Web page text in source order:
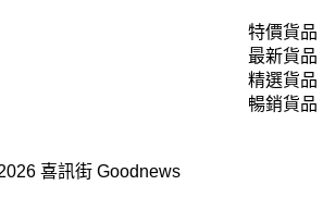
特價貨品
最新貨品
精選貨品
暢銷貨品
喜訊街 Goodnews